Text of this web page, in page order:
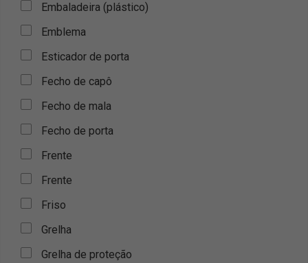
Embaladeira (plástico)
Emblema
Esticador de porta
Fecho de capô
Fecho de mala
Fecho de porta
Frente
Frente
Friso
Grelha
Grelha de proteção